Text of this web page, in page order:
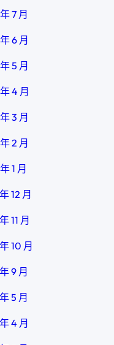
7 月
6 月
5 月
4 月
3 月
2 月
1 月
12 月
11 月
10 月
9 月
5 月
4 月